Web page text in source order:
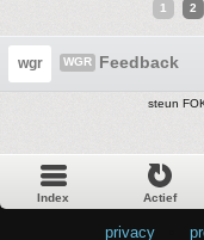
1 2
wgr WGR Feedback
steun
Index Actief
privacy